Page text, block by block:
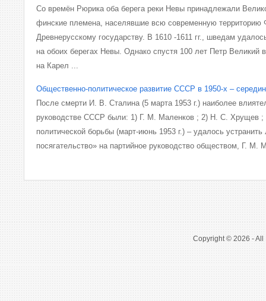
Со времён Рюрика оба берега реки Невы принадлежали
финские племена, населявшие всю современную территорию
Древнерусскому государству. В 1610 -1611 гг., шведам
на обоих берегах Невы. Однако спустя 100 лет Петр Великий
на Карел ...
Общественно-политическое развитие СССР в 1950-х –
После смерти И. В. Сталина (5 марта 1953 г.) наиболее
руководстве СССР были: 1) Г. М. Маленков ; 2) Н. С. Хрущев ;
политической борьбы (март-июнь 1953 г.) – удалось
посягательство» на партийное руководство обществом, Г. М.
Copyright © 2026 - All